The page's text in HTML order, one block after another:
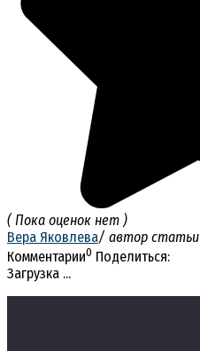
( Пока оценок нет )
Вера Яковлева/ автор статьи
Комментарии0 Поделиться:
Загрузка ...